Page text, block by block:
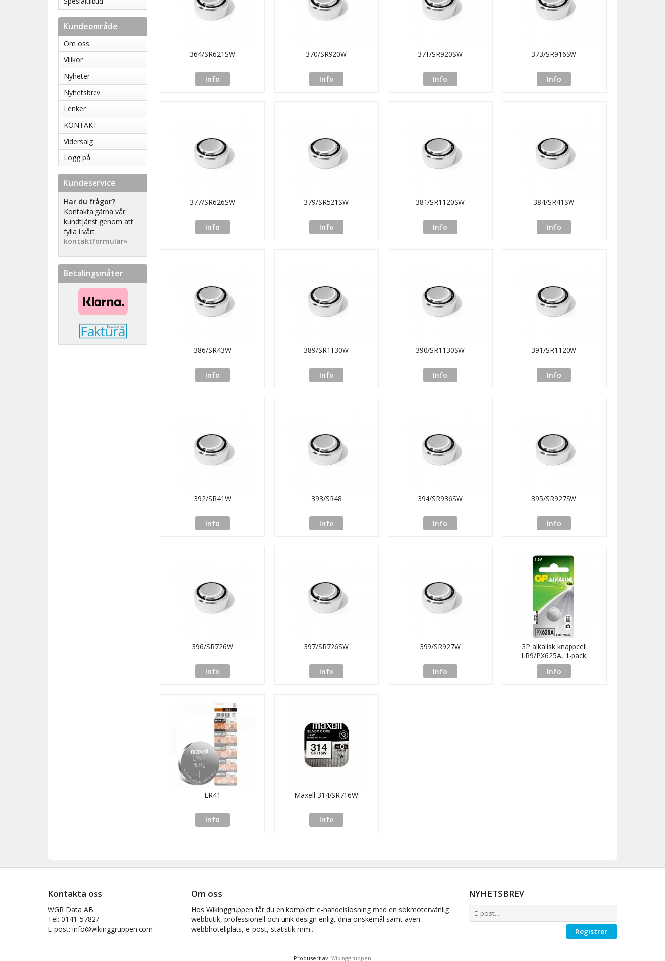
Kundeområde
Om oss
Villkor
Nyheter
Nyhetsbrev
Lenker
KONTAKT
Vidersalg
Logg på
Kundeservice
Har du frågor?
Kontakta gärna vår
kundtjänst genom att
fylla i vårt
kontaktformulär»
Betalingsmåter
364/SR621SW
Info
370/SR920W
Info
371/SR920SW
Info
373/SR916SW
Info
377/SR626SW
Info
379/SR521SW
Info
381/SR1120SW
Info
384/SR41SW
Info
386/SR43W
Info
389/SR1130W
Info
390/SR1130SW
Info
391/SR1120W
Info
392/SR41W
Info
393/SR48
Info
394/SR936SW
Info
395/SR927SW
Info
396/SR726W
Info
397/SR726SW
Info
399/SR927W
Info
GP alkalisk knappcell
LR9/PX625A, 1-pack
Info
LR41
Info
Maxell 314/SR716W
Info
Kontakta oss
WGR Data AB
Tel: 0141-57827
E-post: info@wikinggruppen.com
NYHETSBREV
Registrer
Om oss
Hos Wikinggruppen får du en komplett e-handelslösning med en sökmotorvänlig
webbutik, professionell och unik design enligt dina önskemål samt även
webbhotellplats, e-post, statistik mm..
Produsert av: Wikinggruppen